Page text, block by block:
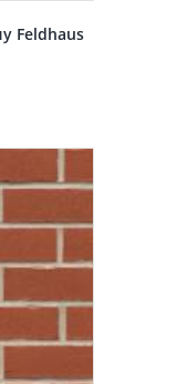
Feldhaus